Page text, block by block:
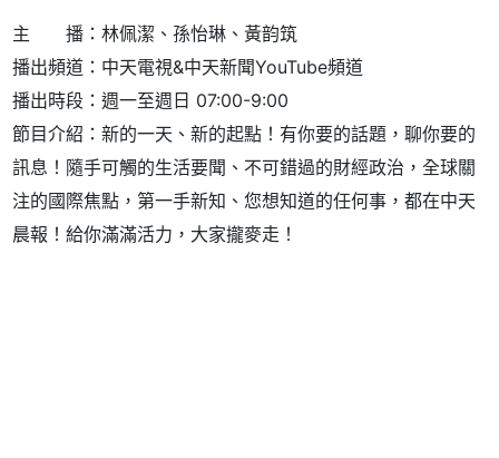
主 播：林佩潔、孫怡琳、黃韵筑
播出頻道：中天電視&中天新聞YouTube頻道
播出時段：週一至週日 07:00-9:00
節目介紹：新的一天、新的起點！有你要的話題，聊你要的
訊息！隨手可觸的生活要聞、不可錯過的財經政治，全球關
注的國際焦點，第一手新知、您想知道的任何事，都在中天
晨報！給你滿滿活力，大家攏麥走！